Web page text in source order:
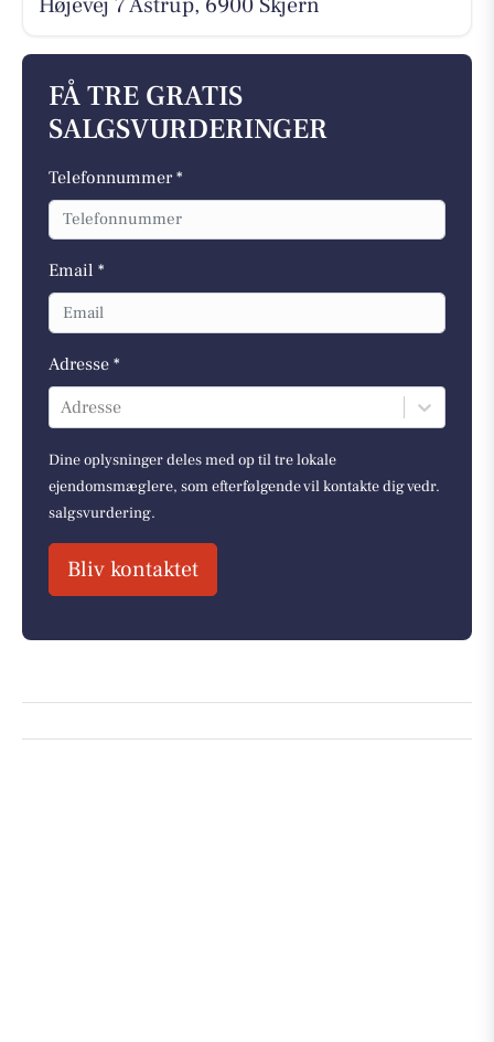
FÅ TRE GRATIS
SALGSVURDERINGER
Telefonnummer *
Email *
Adresse *
Adresse
Dine oplysninger deles med op til tre lokale
ejendomsmæglere, som efterfølgende vil kontakte dig vedr.
salgsvurdering.
Bliv kontaktet